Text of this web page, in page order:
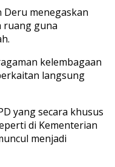
menegaskan
ruang guna
kelembagaan
langsung
yang secara khusus
di Kementerian
menjadi